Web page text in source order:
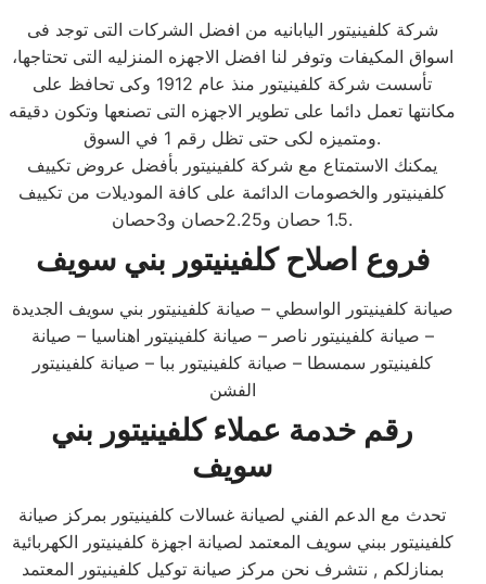
شركة كلفينيتور اليابانيه من افضل الشركات التى توجد فى
اسواق المكيفات وتوفر لنا افضل الاجهزه المنزليه التى تحتاجها،
تأسست شركة كلفينيتور منذ عام 1912 وكى تحافظ على
مكانتها تعمل دائما على تطوير الاجهزه التى تصنعها وتكون دقيقه
ومتميزه لكى حتى تظل رقم 1 في السوق.
يمكنك الاستمتاع مع شركة كلفينيتور بأفضل عروض تكييف
كلفينيتور والخصومات الدائمة على كافة الموديلات من تكييف
1.5 حصان و2.25حصان و3حصان.
فروع اصلاحكلفينيتور بني سويف
صيانة كلفينيتور الواسطي – صيانة كلفينيتور بني سويف الجديدة
– صيانة كلفينيتور ناصر – صيانة كلفينيتور اهناسيا – صيانة
كلفينيتور سمسطا – صيانة كلفينيتور ببا – صيانة كلفينيتور
الفشن
رقم خدمة عملاء كلفينيتور بني
سويف
تحدث مع الدعم الفني لصيانة غسالات كلفينيتور بمركز صيانة
كلفينيتور ببني سويف المعتمد لصيانة اجهزة كلفينيتور الكهربائية
بمنازلكم , نتشرف نحن مركز صيانة توكيل كلفينيتور المعتمد